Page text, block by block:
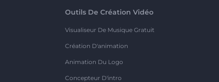
Outils De Création Vidéo
Visualiseur De Musique Gratuit
Création D'animation
Animation Du Logo
Concepteur D'intro